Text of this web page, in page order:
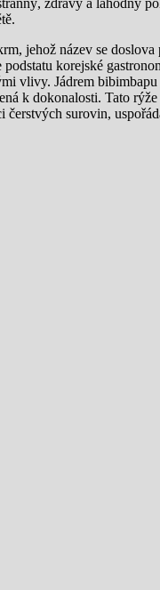
jehož název se
podstatu korejské
vlivy. Jádrem
k dokonalosti. Tato
čerstvých surovin,